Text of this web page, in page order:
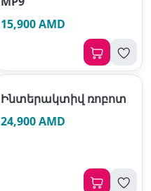
15,900 AMD
Ինտերակտիվ ռոբոտ
24,900 AMD